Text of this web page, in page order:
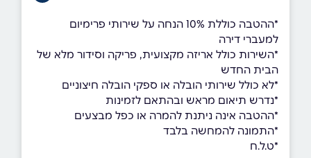
*ההטבה כוללת 10% הנחה על שירותי פרימיום
למעברי דירה
*השירות כולל אריזה מקצועית, פריקה וסידור מלא של
הבית החדש
*לא כולל שירותי הובלה או ספקי הובלה חיצוניים
*נדרש תיאום מראש ובהתאם לזמינות
*ההטבה אינה ניתנת להמרה או כפל מבצעים
*התמונה להמחשה בלבד
*ט.ל.ח